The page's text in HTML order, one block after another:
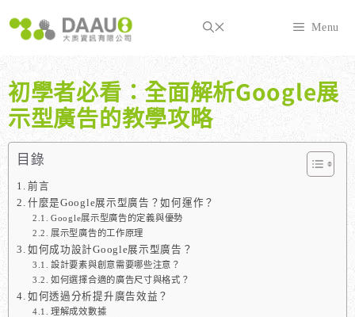
至
內
容
Menu
初學者必看：全面解析Google展
示型廣告的教學攻略
目錄
前言
什麼是Google展示型廣告？如何運作？
Google展示型廣告的定義與優勢
展示型廣告的工作原理
如何成功設計Google展示型廣告？
設計要素與創意需要哪些注意？
如何選擇合適的廣告尺寸與格式？
如何透過分析提升廣告效益？
理解成效數據